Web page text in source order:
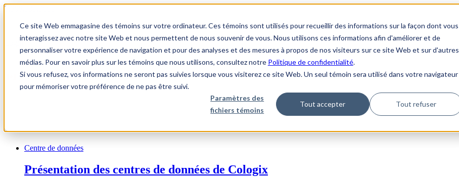
Ce site Web emmagasine des témoins sur votre ordinateur. Ces témoins sont utilisés pour recueillir des informations sur la façon dont vous
interagissez avec notre site Web et nous permettent de nous souvenir de vous. Nous utilisons ces informations afin d'améliorer et de
personnaliser votre expérience de navigation et pour des analyses et des mesures à propos de nos visiteurs sur ce site Web et sur d'autres
médias. Pour en savoir plus sur les témoins que nous utilisons, consultez notre Politique de confidentialité.
Si vous refusez, vos informations ne seront pas suivies lorsque vous visiterez ce site Web. Un seul témoin sera utilisé dans votre navigateur
pour mémoriser votre préférence de ne pas être suivi.
Paramètres des
fichiers témoins
Tout accepter Tout refuser
1.866.931.9661
Login
FR
Centre de données
Présentation des centres de données de Cologix